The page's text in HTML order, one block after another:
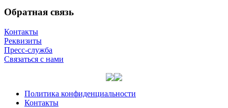
Обратная связь
Контакты
Реквизиты
Пресс-служба
Связаться с нами
Политика конфиденциальности
Контакты